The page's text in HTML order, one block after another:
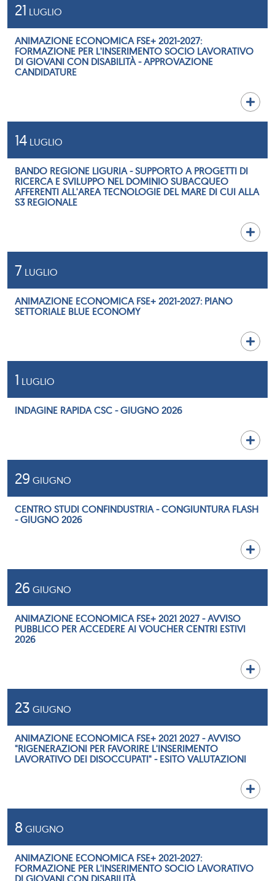
21 LUGLIO
ANIMAZIONE ECONOMICA FSE+ 2021-2027:
FORMAZIONE PER L'INSERIMENTO SOCIO LAVORATIVO
DI GIOVANI CON DISABILITÀ - APPROVAZIONE
CANDIDATURE
14 LUGLIO
BANDO REGIONE LIGURIA - SUPPORTO A PROGETTI DI
RICERCA E SVILUPPO NEL DOMINIO SUBACQUEO
AFFERENTI ALL'AREA TECNOLOGIE DEL MARE DI CUI ALLA
S3 REGIONALE
7 LUGLIO
ANIMAZIONE ECONOMICA FSE+ 2021-2027: PIANO
SETTORIALE BLUE ECONOMY
1 LUGLIO
INDAGINE RAPIDA CSC - GIUGNO 2026
29 GIUGNO
CENTRO STUDI CONFINDUSTRIA - CONGIUNTURA FLASH
- GIUGNO 2026
26 GIUGNO
ANIMAZIONE ECONOMICA FSE+ 2021 2027 - AVVISO
PUBBLICO PER ACCEDERE AI VOUCHER CENTRI ESTIVI
2026
23 GIUGNO
ANIMAZIONE ECONOMICA FSE+ 2021 2027 - AVVISO
"RIGENERAZIONI PER FAVORIRE L'INSERIMENTO
LAVORATIVO DEI DISOCCUPATI" - ESITO VALUTAZIONI
8 GIUGNO
ANIMAZIONE ECONOMICA FSE+ 2021-2027:
FORMAZIONE PER L'INSERIMENTO SOCIO LAVORATIVO